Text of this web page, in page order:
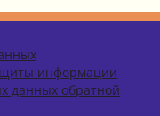
информации
данных обратной